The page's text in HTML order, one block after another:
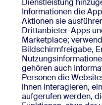
Dienstleistung
Informationen die
Aktionen sie
Drittanbieter-Apps
Marketplace;
Bildschirmfreigabe,
gehören auch
Personen die
ihnen interagieren,
aufgerufen werden,